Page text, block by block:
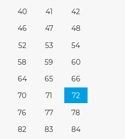
40 41
42
46 47
48
52 53
54
58 59
60
64 65
66
70 71
72
76 77
78
82 83
84